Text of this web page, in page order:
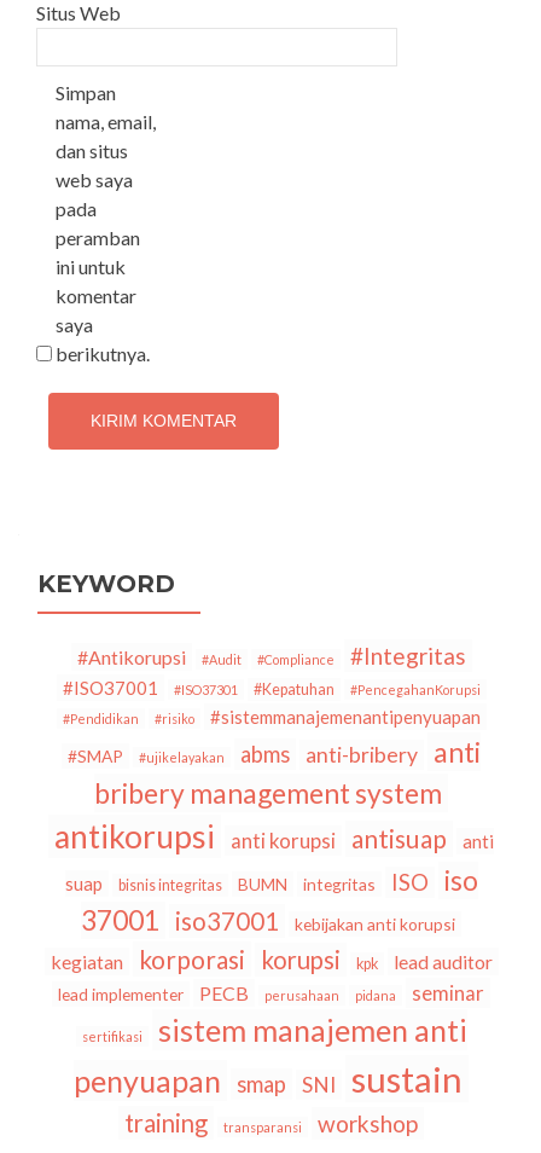
Situs Web
Simpan
nama, email,
dan situs
web saya
pada
peramban
ini untuk
komentar
saya
berikutnya.
KEYWORD
#Antikorupsi #Audit #Compliance #Integritas
#ISO37001 #ISO37301 #Kepatuhan
#PencegahanKorupsi
#Pendidikan
#risiko #sistemmanajemenantipenyuapan
#SMAP #ujikelayakan abms anti-bribery
anti
bribery management system
antikorupsi anti korupsi antisuap
anti
suap
bisnis integritas BUMN integritas ISO
iso
37001
iso37001 kebijakan anti korupsi
kegiatan korporasi korupsi kpk lead auditor
lead implementer PECB perusahaan pidana seminar
sertifikasi
sistem manajemen anti
penyuapan
smap SNI sustain
training transparansi workshop